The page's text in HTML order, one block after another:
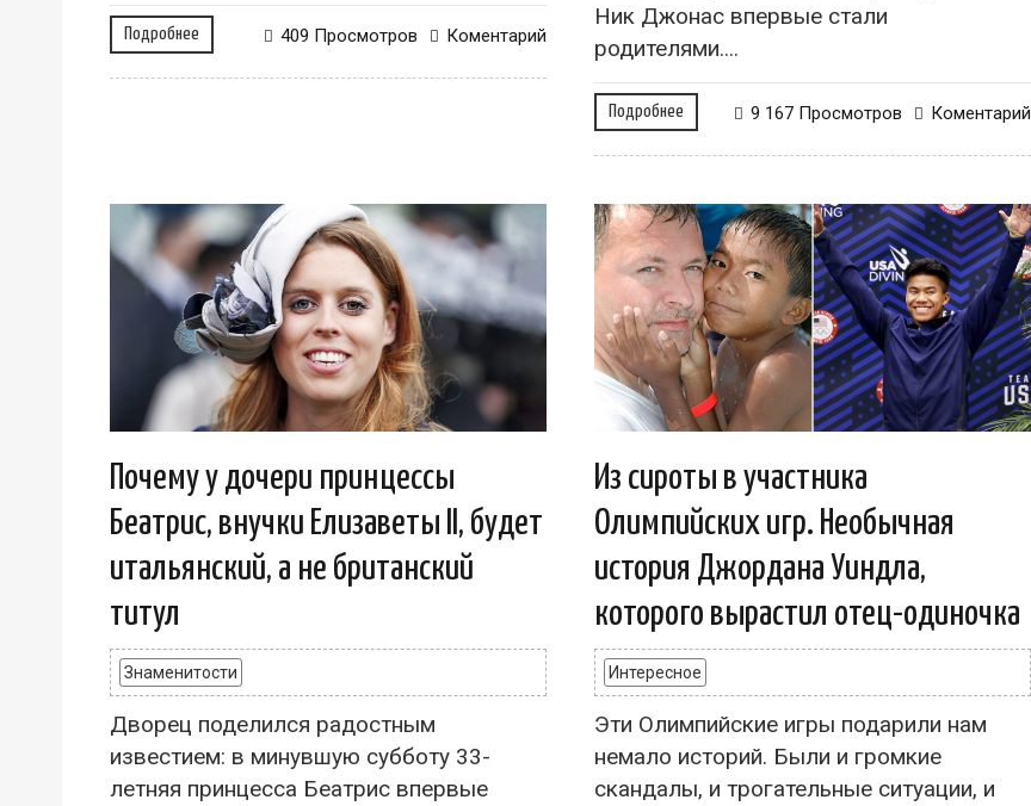
Подробнее Коментарий
409 Просмотров
Ник Джонас впервые стали
родителями....
Подробнее Коментарий
9 167 Просмотров
Почему у дочери принцессы
Беатрис, внучки Елизаветы II, будет
итальянский, а не британский
титул
Знаменитости
Дворец поделился радостным
известием: в минувшую субботу 33-
летняя принцесса Беатрис впервые
Из сироты в участника
Олимпийских игр. Необычная
история Джордана Уиндла,
которого вырастил отец-одиночка
Интересное
Эти Олимпийские игры подарили нам
немало историй. Были и громкие
скандалы, и трогательные ситуации, и